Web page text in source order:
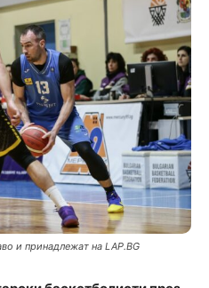
и принадлежат на LAP.BG